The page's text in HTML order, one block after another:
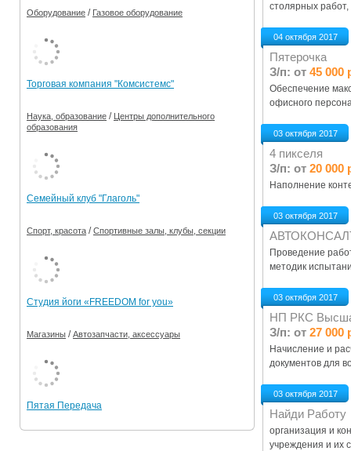
столярных работ,
04 октября 2017
Пятерочка
З/п: от 45 000
Обеспечение
офисного
03 октября 2017
4 пикселя
З/п: от 20 000
Наполнение
03 октября 2017
Проведение
методик
03 октября 2017
НП РКС
З/п: от 27 000
Начисление и
документов для
03 октября 2017
Найди Работу
организация и
учреждения и их
Оборудование / Газовое оборудование
Торговая компания "Комсистемс"
Наука, образование / Центры дополнительного
образования
Семейный клуб "Глаголь"
Спорт, красота /Спортивные залы, клубы, секции
Студия йоги «FREEDOM for you»
Магазины /Автозапчасти, аксессуары
Пятая Передача